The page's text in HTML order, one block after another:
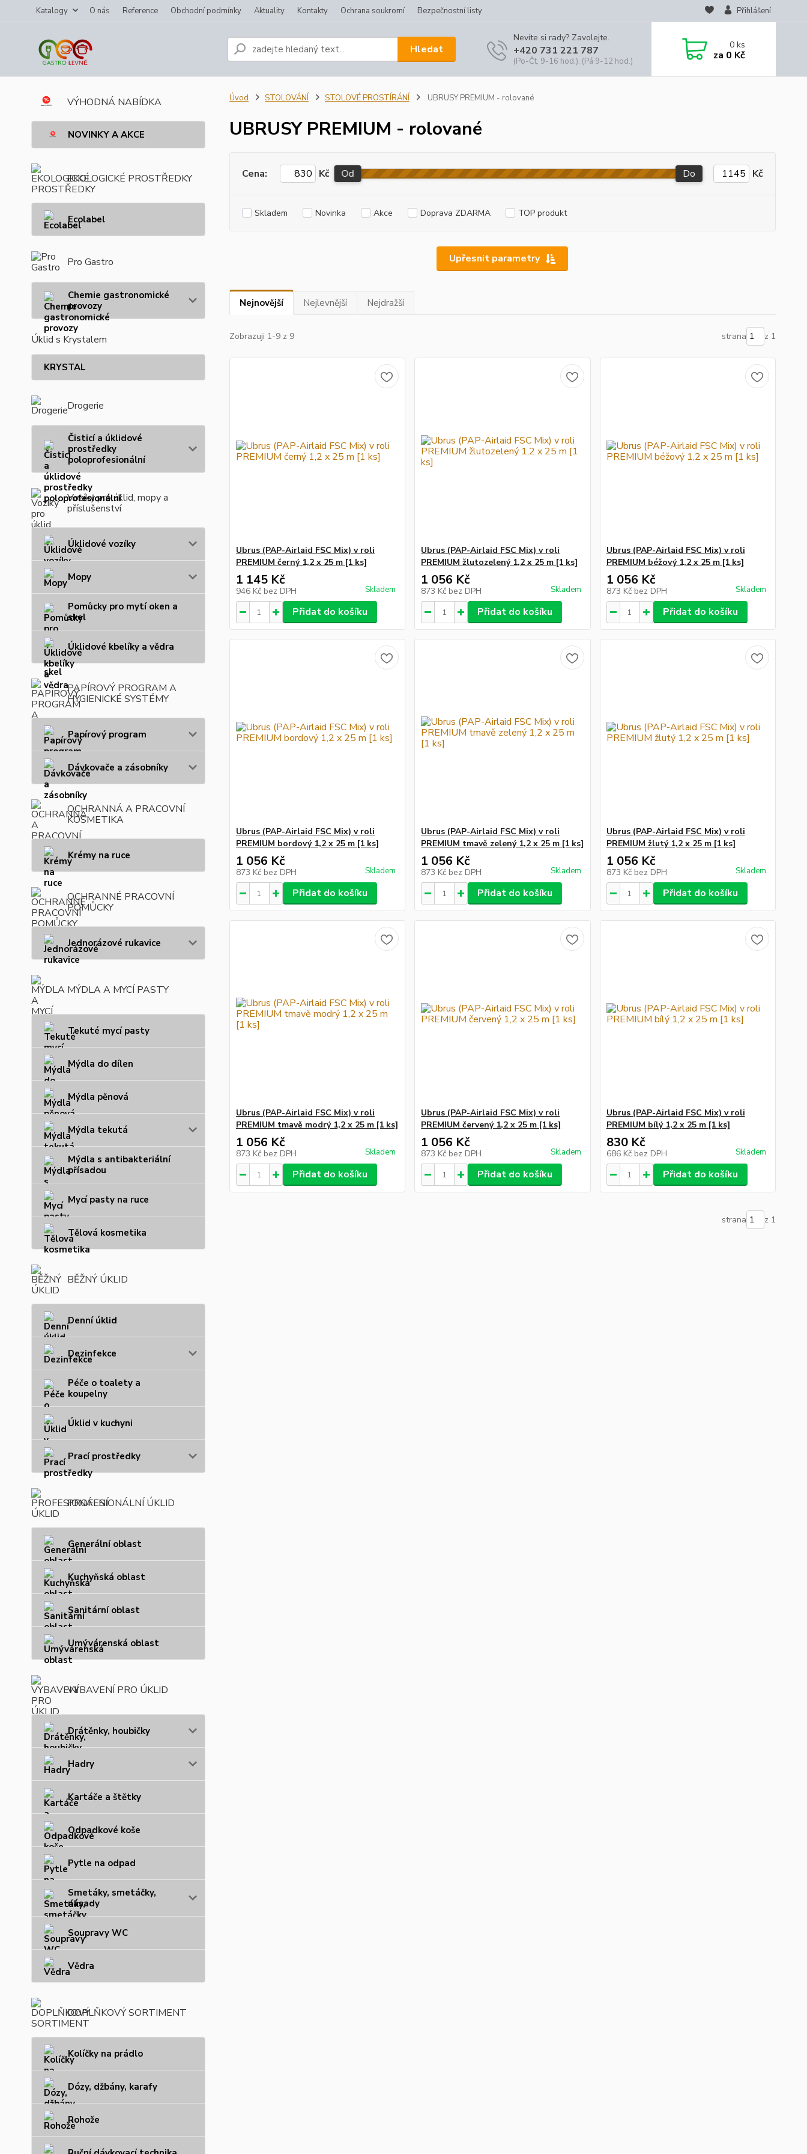
Katalogy O nás Reference Obchodní podmínky Aktuality Kontakty Ochrana soukromí Bezpečnostní listy Přihlášení
Hledat
Nevíte si rady? Zavolejte.
+420 731 221 787
(Po-Čt, 9-16 hod.), (Pá 9-12 hod.)
0ks
za 0 Kč
VÝHODNÁ NABÍDKA
NOVINKY A AKCE
EKOLOGICKÉ PROSTŘEDKY
Ecolabel
Pro Gastro
Chemie gastronomické
provozy
Úklid s Krystalem
KRYSTAL
Drogerie
Čisticí a úklidové
prostředky
poloprofesionální
Vozíky pro úklid, mopy a
příslušenství
Úklidové vozíky
Mopy
Pomůcky pro mytí oken a
skel
Úklidové kbelíky a vědra
PAPÍROVÝ PROGRAM A
HYGIENICKÉ SYSTÉMY
Papírový program
Dávkovače a zásobníky
OCHRANNÁ A PRACOVNÍ
KOSMETIKA
Krémy na ruce
OCHRANNÉ PRACOVNÍ
POMŮCKY
Jednorázové rukavice
MÝDLA A MYCÍ PASTY
Tekuté mycí pasty
Mýdla do dílen
Mýdla pěnová
Mýdla tekutá
Mýdla s antibakteriální
přísadou
Mycí pasty na ruce
Tělová kosmetika
BĚŽNÝ ÚKLID
Denní úklid
Dezinfekce
Péče o toalety a
koupelny
Úklid v kuchyni
Prací prostředky
PROFESIONÁLNÍ ÚKLID
Generální oblast
Kuchyňská oblast
Sanitární oblast
Umývárenská oblast
VYBAVENÍ PRO ÚKLID
Drátěnky, houbičky
Hadry
Kartáče a štětky
Odpadkové koše
Pytle na odpad
Smetáky, smetáčky,
násady
Soupravy WC
Vědra
DOPLŇKOVÝ SORTIMENT
Kolíčky na prádlo
Dózy, džbány, karafy
Rohože
Úvod STOLOVÁNÍ STOLOVÉ PROSTÍRÁNÍ UBRUSY PREMIUM - rolované
UBRUSY PREMIUM - rolované
Upřesnit parametry
Cena: Kč Od Do Kč
Skladem Novinka Akce Doprava ZDARMA TOP produkt
Nejnovější Nejlevnější Nejdražší
Zobrazuji 1-9 z 9 strana z 1
Ubrus (PAP-Airlaid FSC Mix) v roli
PREMIUM černý 1,2 x 25 m [1 ks]
1 145 Kč
946 Kč bez DPH Skladem
Přidat do košíku
Ubrus (PAP-Airlaid FSC Mix) v roli
PREMIUM žlutozelený 1,2 x 25 m [1 ks]
1 056 Kč
873 Kč bez DPH Skladem
Přidat do košíku
Ubrus (PAP-Airlaid FSC Mix) v roli
PREMIUM béžový 1,2 x 25 m [1 ks]
1 056 Kč
873 Kč bez DPH Skladem
Přidat do košíku
Ubrus (PAP-Airlaid FSC Mix) v roli
PREMIUM bordový 1,2 x 25 m [1 ks]
1 056 Kč
873 Kč bez DPH Skladem
Přidat do košíku
Ubrus (PAP-Airlaid FSC Mix) v roli
PREMIUM tmavě zelený 1,2 x 25 m [1 ks]
1 056 Kč
873 Kč bez DPH Skladem
Přidat do košíku
Ubrus (PAP-Airlaid FSC Mix) v roli
PREMIUM žlutý 1,2 x 25 m [1 ks]
1 056 Kč
873 Kč bez DPH Skladem
Přidat do košíku
Ubrus (PAP-Airlaid FSC Mix) v roli
PREMIUM tmavě modrý 1,2 x 25 m [1 ks]
1 056 Kč
873 Kč bez DPH Skladem
Přidat do košíku
Ubrus (PAP-Airlaid FSC Mix) v roli
PREMIUM červený 1,2 x 25 m [1 ks]
1 056 Kč
873 Kč bez DPH Skladem
Přidat do košíku
Ubrus (PAP-Airlaid FSC Mix) v roli
PREMIUM bílý 1,2 x 25 m [1 ks]
830 Kč
686 Kč bez DPH Skladem
Přidat do košíku
strana z 1